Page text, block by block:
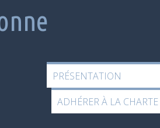
PRÉSENTATION
ADHÉRER À LA CHARTE